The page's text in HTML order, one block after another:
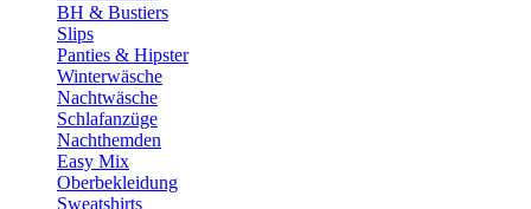
BH & Bustiers
Slips
Panties & Hipster
Winterwäsche
Nachtwäsche
Schlafanzüge
Nachthemden
Easy Mix
Oberbekleidung
Sweatshirts